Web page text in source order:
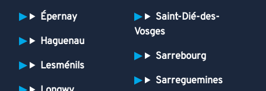
Épernay
Haguenau
Lesménils
Saint-Dié-des-
Vosges
Sarrebourg
Sarreguemines